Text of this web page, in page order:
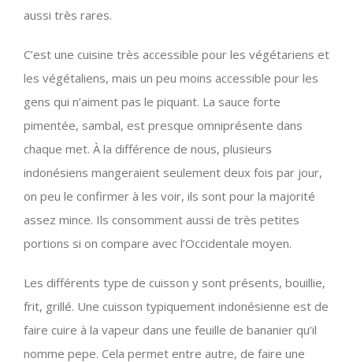
aussi très rares.
C’est une cuisine très accessible pour les végétariens et
les végétaliens, mais un peu moins accessible pour les
gens qui n’aiment pas le piquant. La sauce forte
pimentée, sambal, est presque omniprésente dans
chaque met. À la différence de nous, plusieurs
indonésiens mangeraient seulement deux fois par jour,
on peu le confirmer à les voir, ils sont pour la majorité
assez mince. Ils consomment aussi de très petites
portions si on compare avec l’Occidentale moyen.
Les différents type de cuisson y sont présents, bouillie,
frit, grillé. Une cuisson typiquement indonésienne est de
faire cuire à la vapeur dans une feuille de bananier qu’il
nomme pepe. Cela permet entre autre, de faire une